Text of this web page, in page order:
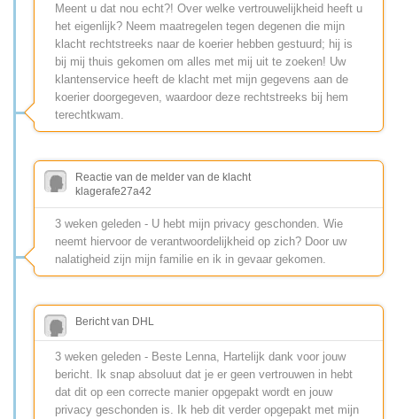
Meent u dat nou echt?! Over welke vertrouwelijkheid heeft u
het eigenlijk? Neem maatregelen tegen degenen die mijn
klacht rechtstreeks naar de koerier hebben gestuurd; hij is
bij mij thuis gekomen om alles met mij uit te zoeken! Uw
klantenservice heeft de klacht met mijn gegevens aan de
koerier doorgegeven, waardoor deze rechtstreeks bij hem
terechtkwam.
Reactie van de melder van de klacht
klagerafe27a42
3 weken geleden - U hebt mijn privacy geschonden. Wie
neemt hiervoor de verantwoordelijkheid op zich? Door uw
nalatigheid zijn mijn familie en ik in gevaar gekomen.
Bericht van DHL
3 weken geleden - Beste Lenna, Hartelijk dank voor jouw
bericht. Ik snap absoluut dat je er geen vertrouwen in hebt
dat dit op een correcte manier opgepakt wordt en jouw
privacy geschonden is. Ik heb dit verder opgepakt met mijn